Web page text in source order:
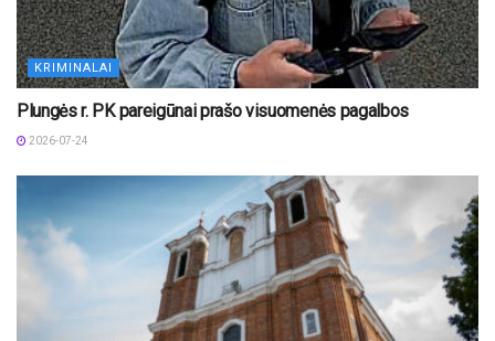
KRIMINALAI
Plungės r. PK pareigūnai prašo visuomenės pagalbos
2026-07-24